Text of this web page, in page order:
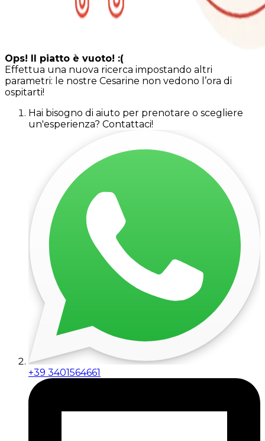
Ops! Il piatto è vuoto! :(
Effettua una nuova ricerca impostando altri
parametri: le nostre Cesarine non vedono l’ora di
ospitarti!
Hai bisogno di aiuto per prenotare o scegliere
un'esperienza? Contattaci!
+39 3401564661